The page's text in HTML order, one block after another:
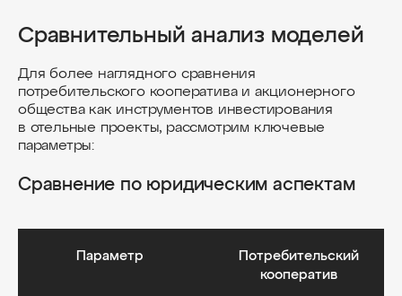
Сравнительный анализ моделей
Для более наглядного сравнения
потребительского кооператива и акционерного
общества как инструментов инвестирования
в отельные проекты, рассмотрим ключевые
параметры:
Сравнение по юридическим аспектам
Параметр
Потребительский
кооператив